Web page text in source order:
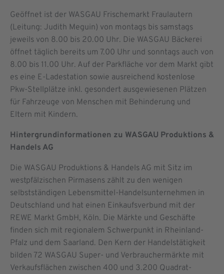
Geöffnet ist der WASGAU Frischemarkt Fraulautern
(Leitung: Judith Meguin) von montags bis samstags
jeweils von 8.00 bis 20.00 Uhr. Die WASGAU Bäckerei
öffnet täglich bereits um 7.00 Uhr und sonntags auch von
8.00 bis 11.00 Uhr. Auf der Parkfläche vor dem Markt gibt
es eine E-Ladestation sowie ausreichend kostenlose
Pkw-Stellplätze inkl. gesondert ausgewiesenen Plätzen
für Fahrzeuge von Menschen mit Behinderung und
Eltern mit Kindern.
Hintergrundinformationen zu WASGAU Produktions &
Handels AG
Die WASGAU Produktions & Handels AG mit Sitz im
westpfälzischen Pirmasens zählt zu den wenigen
selbstständigen Lebensmittel-Handelsunternehmen in
Deutschland und hat einen Einkaufsverbund mit der
REWE Markt GmbH, Köln. Die Märkte und Geschäfte
finden sich mit regionalem Schwer­punkt in Rheinland-
Pfalz und dem Saarland. Den Kern der Handelstätigkeit
bilden 72 WASGAU Super- und Verbrauchermärkte mit
Verkaufsflächen zwischen 400 und 3.200 Quadrat­